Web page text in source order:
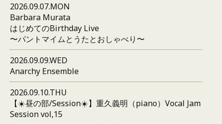
2026.09.07.MON
Barbara Murata
はじめてのBirthday Live
〜パントマイムとうたとおしゃべり〜
2026.09.09.WED
Anarchy Ensemble
2026.09.10.THU
【☀️昼の部/Session☀️】重久義明（piano）Vocal Jam
Session vol,15